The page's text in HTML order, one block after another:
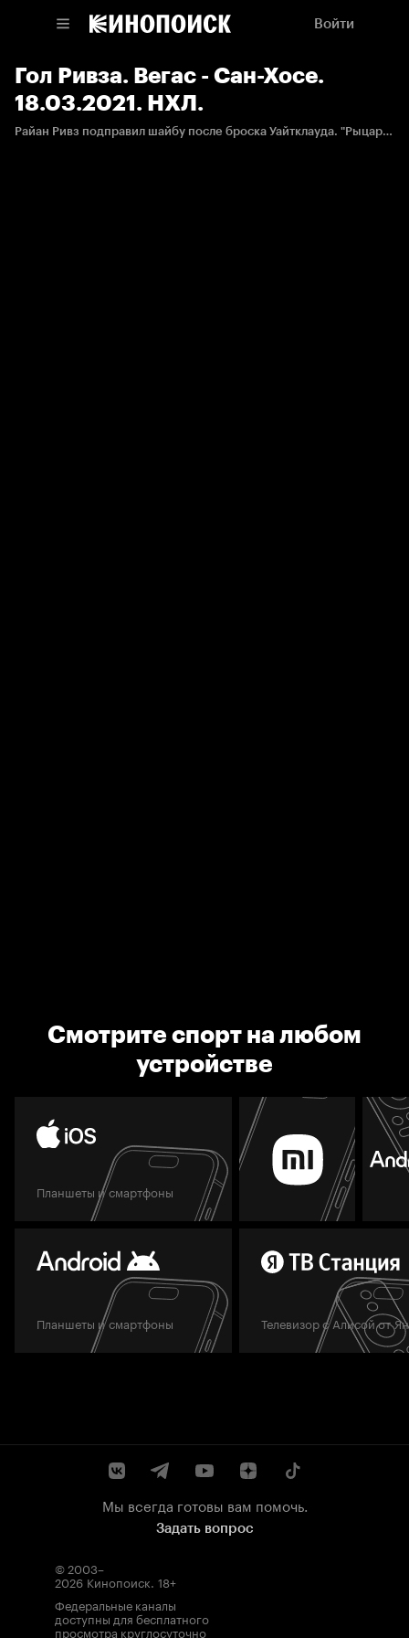
Войти
Гол Ривза. Вегас - Сан-Хосе.
18.03.2021. НХЛ.
Райан Ривз подправил шайбу после броска Уайтклауда. "Рыцари" выходят вперёд.
Смотрите спорт на любом
устройстве
Планшеты и смартфоны
Планшеты и смартфоны Телевизор с Алисой от
Мы всегда готовы вам помочь.
Задать вопрос
© 2003–
2026 Кинопоиск. 18+
Федеральные каналы
доступны для бесплатного
просмотра круглосуточно